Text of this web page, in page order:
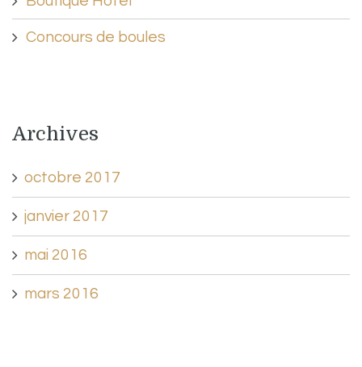
Concours de boules
Archives
octobre 2017
janvier 2017
mai 2016
mars 2016